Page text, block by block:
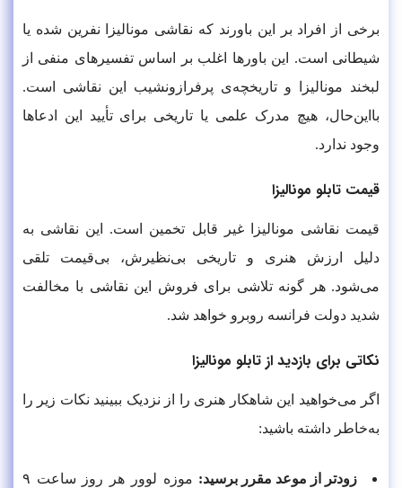
برخی از افراد بر این باورند که نقاشی مونالیزا نفرین شده یا
شیطانی است. این باورها اغلب بر اساس تفسیرهای منفی از
لبخند مونالیزا و تاریخچه‌ی پرفرازونشیب این نقاشی است.
بااین‌حال، هیچ مدرک علمی یا تاریخی برای تأیید این ادعاها
وجود ندارد.
قیمت تابلو مونالیزا
قیمت نقاشی مونالیزا غیر قابل تخمین است. این نقاشی به
دلیل ارزش هنری و تاریخی بی‌نظیرش، بی‌قیمت تلقی
می‌شود. هر گونه تلاشی برای فروش این نقاشی با مخالفت
شدید دولت فرانسه روبرو خواهد شد.
نکاتی برای بازدید از تابلو مونالیزا
اگر می‌خواهید این شاهکار هنری را از نزدیک ببینید نکات زیر را
به‌خاطر داشته باشید:
زودتر از موعد مقرر برسید:
موزه لوور هر روز ساعت ۹